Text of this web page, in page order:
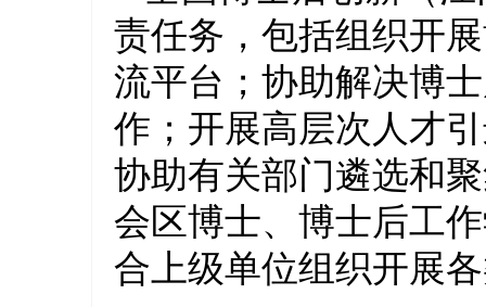
责任务，包括组织开
流平台；协助解决博
作；开展高层次人才
协助有关部门遴选和
会区博士、博士后工
合上级单位组织开展